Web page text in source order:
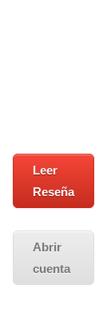
Leer
Reseña
Abrir
cuenta